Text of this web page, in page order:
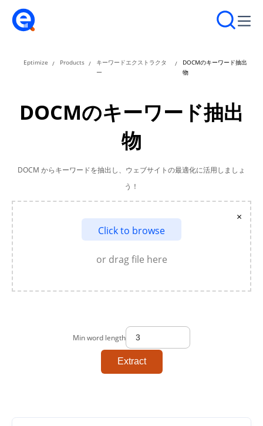
Eptimize Products
キーワードエクストラクタ
ー
DOCMのキーワード抽出
物
DOCMのキーワード抽出
物
DOCM からキーワードを抽出し、ウェブサイトの最適化に活用しましょ
う！
Click to browse
or drag file here
×
Min word length
Extract